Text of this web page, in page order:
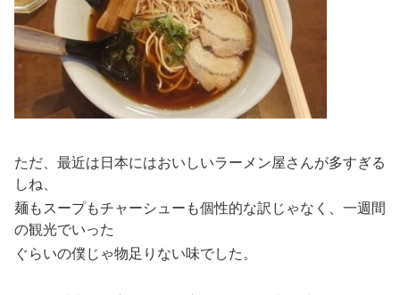
ただ、最近は日本にはおいしいラーメン屋さんが多すぎる
しね、
麺もスープもチャーシューも個性的な訳じゃなく、一週間
の観光でいった
ぐらいの僕じゃ物足りない味でした。